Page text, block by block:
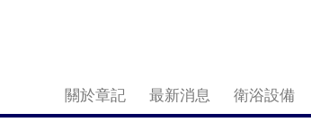
關於章記 最新消息 衛浴設備